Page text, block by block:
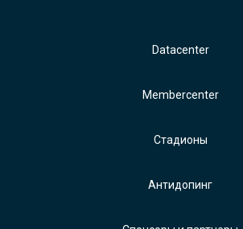
Datacenter
Membercenter
Стадионы
Антидопинг